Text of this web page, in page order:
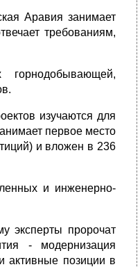
Аравия занимает
требованиям,
изучаются для
первое место
и вложен в 236
и инженерно-
эксперты пророчат
- модернизация
активные позиции в